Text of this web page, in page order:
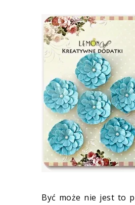
Być może nie jest to